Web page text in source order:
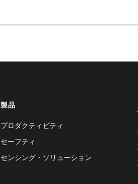
製品
プロダクティビティ
セーフティ
センシング・ソリューション